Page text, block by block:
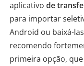
aplicativo de
para importar
Android ou baixá-
recomendo
primeira opção,